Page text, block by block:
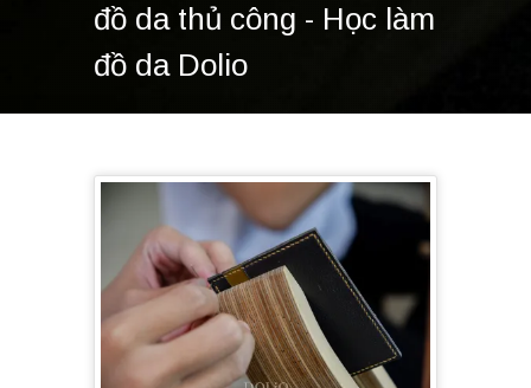
đồ da thủ công - Học làm
đồ da Dolio